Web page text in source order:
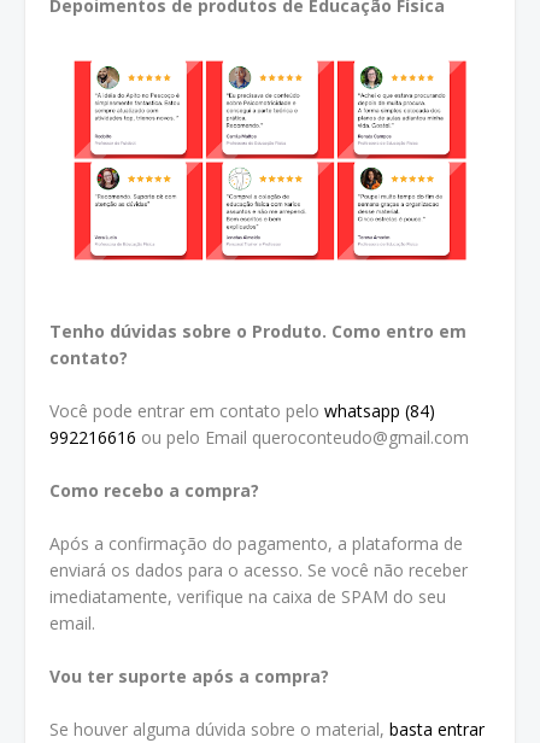
Depoimentos de produtos de Educação Física
Tenho dúvidas sobre o Produto. Como entro em
contato?
Você pode entrar em contato pelo whatsapp (84)
992216616 ou pelo Email queroconteudo@gmail.com
Como recebo a compra?
Após a confirmação do pagamento, a plataforma de
enviará os dados para o acesso. Se você não receber
imediatamente, verifique na caixa de SPAM do seu
email.
Vou ter suporte após a compra?
Se houver alguma dúvida sobre o material, basta entrar